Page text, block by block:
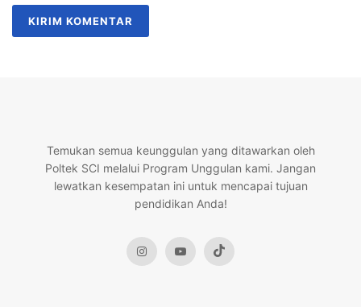
Temukan semua keunggulan yang ditawarkan oleh
Poltek SCI melalui Program Unggulan kami. Jangan
lewatkan kesempatan ini untuk mencapai tujuan
pendidikan Anda!